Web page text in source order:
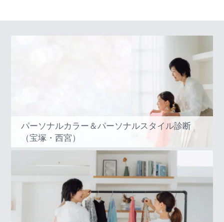
パーソナルカラー＆パーソナルスタイル診断
（宝塚・西宮）